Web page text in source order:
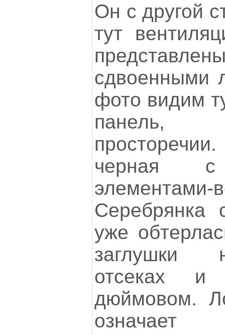
Он с другой
тут
сдвоенными
фото видим
панель,
черная с
элементами-
Серебрянка
уже
заглушки
отсеках
дюймовом.